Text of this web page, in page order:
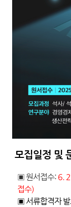
모집일정 및
▣ 원서접수: 6.
접수)
▣ 서류합격자